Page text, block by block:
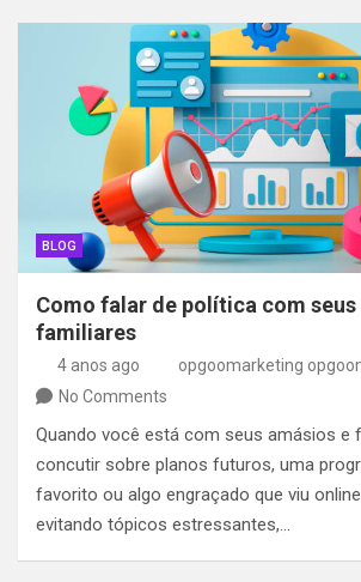
BLOG
Como falar de política com
familiares
4 anos ago
opgoomarketing
No Comments
Quando você está com seus amásios e
concutir sobre planos futuros, uma
favorito ou algo engraçado que viu
evitando tópicos estressantes,…